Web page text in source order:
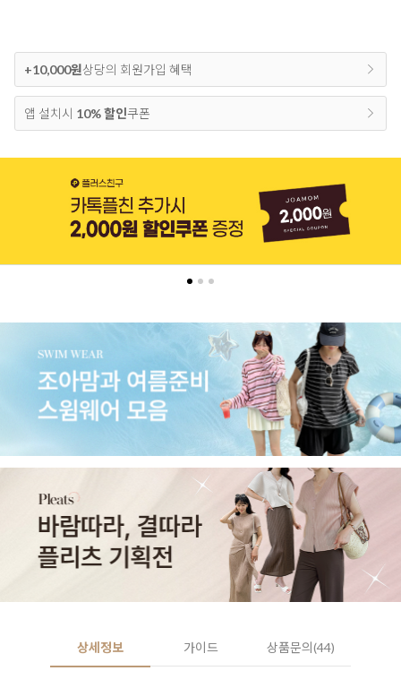
+10,000원상당의 회원가입 혜택
앱 설치시 10% 할인쿠폰
상세정보 가이드 상품문의(44)